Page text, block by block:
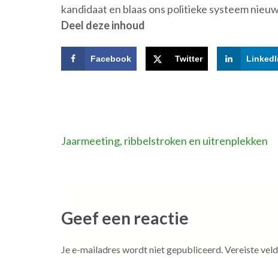
kandidaat en blaas ons politieke systeem
Deel deze inhoud
Facebook Twitter
Bericht
Jaarmeeting, ribbelstroken en uitrenplekken
Geef een reactie
Je e-mailadres wordt niet gepubliceerd. Vereiste